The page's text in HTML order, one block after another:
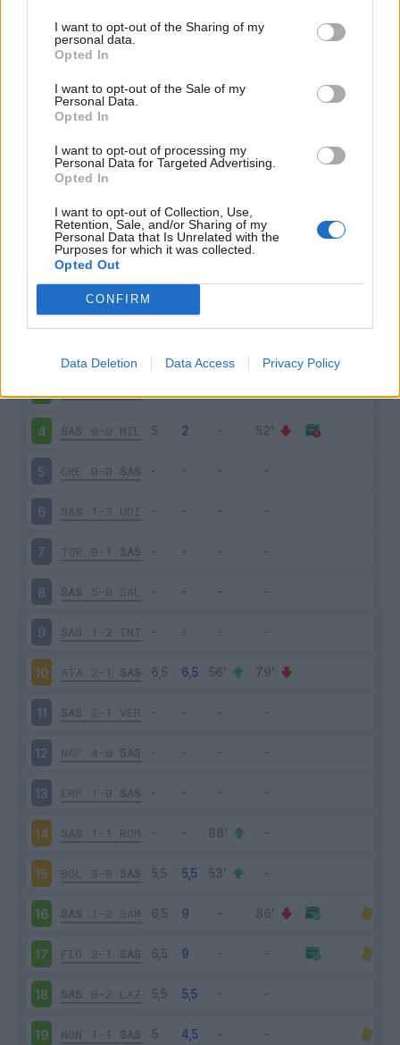
I want to opt-out of the Sharing of my
personal data.
Opted In
I want to opt-out of the Sale of my
Personal Data.
Opted In
I want to opt-out of processing my
Personal Data for Targeted Advertising.
Opted In
I want to opt-out of Collection, Use,
Retention, Sale, and/or Sharing of my
Personal Data that Is Unrelated with the
Purposes for which it was collected.
Opted Out
CONFIRM
Data Deletion Data Access Privacy Policy
Infortunato 0 - 0%
Scarica riepilogo
stagionale
Scarica
Giornata VotoFV EntratoUscito Bonus/Malus
4 SAS 0-0 MIL
5 CRE 0-0 SAS
6 SAS 1-3 UDI
7 TOR 0-1 SAS
8 SAS 5-0 SAL
9 SAS 1-2 INT
10 ATA 2-1 SAS
11 SAS 2-1 VER
12 NAP 4-0 SAS
13 EMP 1-0 SAS
14 SAS 1-1 ROM
15 BOL 3-0 SAS
16 SAS 1-2 SAM
17 FIO 2-1 SAS
18 SAS 0-2 LAZ
19 MON 1-1 SAS